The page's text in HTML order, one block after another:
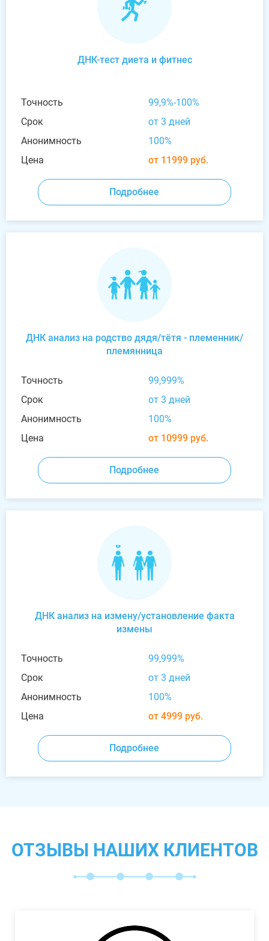
ДНК-тест диета и фитнес
Точность
99,9%-100%
Срок
от 3 дней
Анонимность
100%
Цена
от 11999 руб.
Подробнее
ДНК анализ на родство дядя/тётя - племенник/
племянница
Точность
99,999%
Срок
от 3 дней
Анонимность
100%
Цена
от 10999 руб.
Подробнее
ДНК анализ на измену/установление факта
измены
Точность
99,999%
Срок
от 3 дней
Анонимность
100%
Цена
от 4999 руб.
Подробнее
ОТЗЫВЫ НАШИХ КЛИЕНТОВ